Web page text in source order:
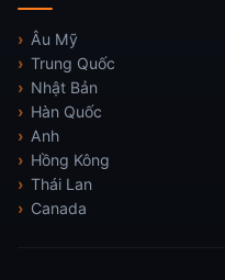
Âu Mỹ
Trung Quốc
Nhật Bản
Hàn Quốc
Anh
Hồng Kông
Thái Lan
Canada